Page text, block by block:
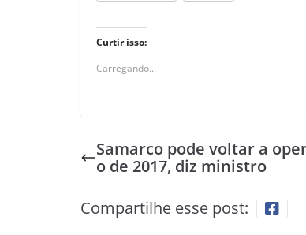
Curtir isso:
Carregando...
Samarco pode voltar a
o de 2017, diz ministro
Compartilhe esse post: